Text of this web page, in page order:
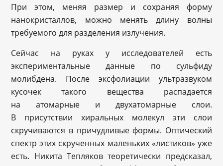
При этом, меняя размер и сохраняя форму
нанокристаллов, можно менять длину волны
требуемого для разделения излучения.
Сейчас на руках у исследователей есть
экспериментальные данные по сульфиду
молибдена. После эксфолиации ультразвуком
кусочек такого вещества распадается
на атомарные и двухатомарные слои.
В присутствии хиральных молекул эти слои
скручиваются в причудливые формы. Оптический
спектр этих скрученных маленьких «листиков» уже
есть. Никита Тепляков теоретически предсказал,